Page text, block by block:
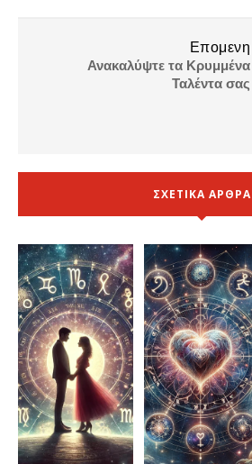
Επομενη
Ανακαλύψτε τα Κρυμμένα
Ταλέντα σας
ΣΧΕΤΙΚΑ ΑΡΘΡΑ